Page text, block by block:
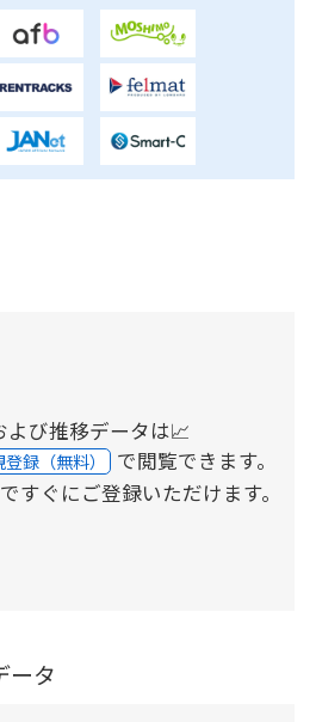
よび推移データは📈
登録（無料） で閲覧できます。
すぐにご登録いただけます。
ータ